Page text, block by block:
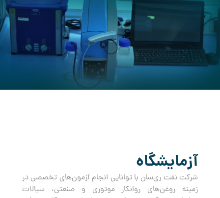
آزمایشگاه
شرکت نفت ری‌سان با توانایی انجام آزمون‌های تخصصی در
زمینه روغن‌های روانکار موتوری و صنعتی، سیالات